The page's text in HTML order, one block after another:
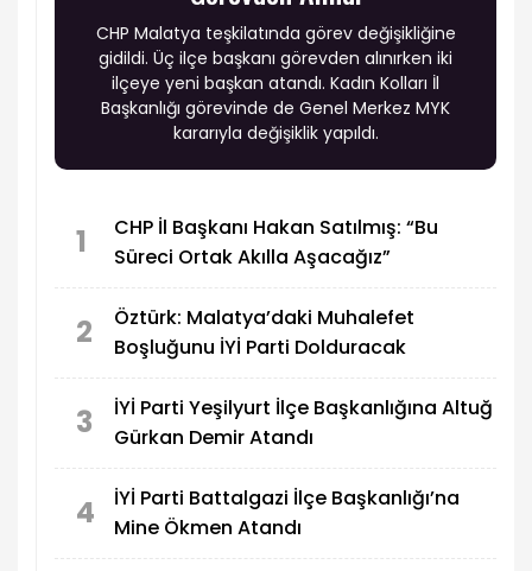
CHP Malatya teşkilatında görev değişikliğine
gidildi. Üç ilçe başkanı görevden alınırken iki
ilçeye yeni başkan atandı. Kadın Kolları İl
Başkanlığı görevinde de Genel Merkez MYK
kararıyla değişiklik yapıldı.
1
CHP İl Başkanı Hakan Satılmış: “Bu
Süreci Ortak Akılla Aşacağız”
2
Öztürk: Malatya’daki Muhalefet
Boşluğunu İYİ Parti Dolduracak
3
İYİ Parti Yeşilyurt İlçe Başkanlığına Altuğ
Gürkan Demir Atandı
4
İYİ Parti Battalgazi İlçe Başkanlığı’na
Mine Ökmen Atandı